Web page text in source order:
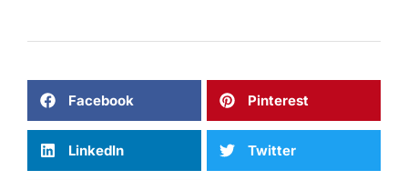
Facebook Pinterest
LinkedIn Twitter